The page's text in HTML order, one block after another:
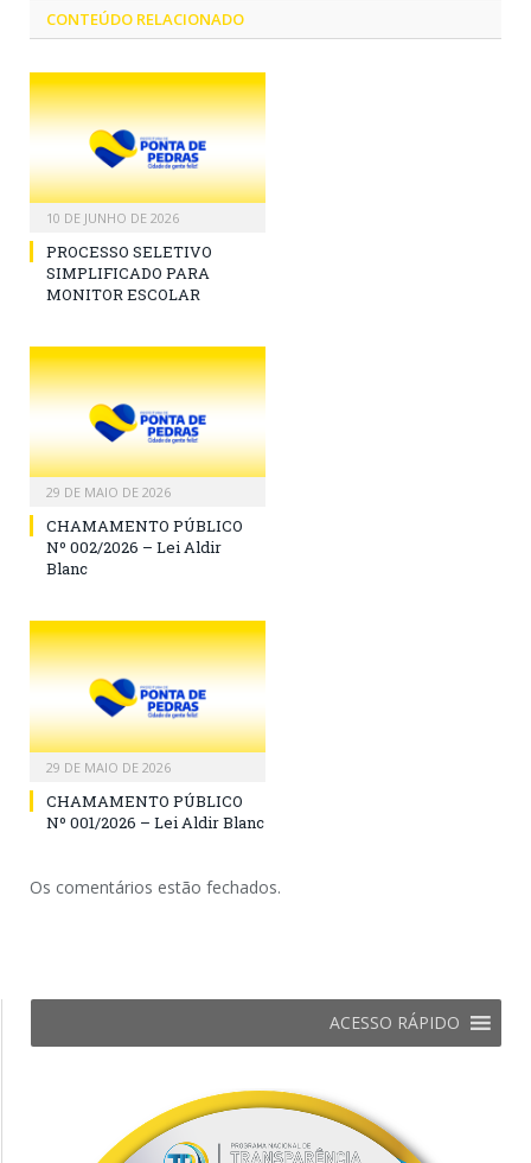
CONTEÚDO RELACIONADO
10 DE JUNHO DE 2026
PROCESSO SELETIVO
SIMPLIFICADO PARA
MONITOR ESCOLAR
29 DE MAIO DE 2026
CHAMAMENTO PÚBLICO
Nº 002/2026 – Lei Aldir
Blanc
29 DE MAIO DE 2026
CHAMAMENTO PÚBLICO
Nº 001/2026 – Lei Aldir Blanc
Os comentários estão fechados.
ACESSO RÁPIDO